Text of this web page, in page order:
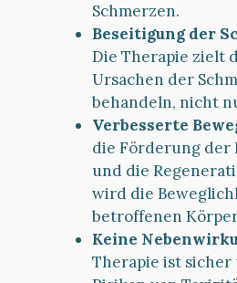
Schmerzen.
Beseitigung der
Die Therapie zielt
Ursachen der
behandeln, nicht
Verbesserte
die Förderung
und die
wird die
betroffenen
Keine
Therapie ist